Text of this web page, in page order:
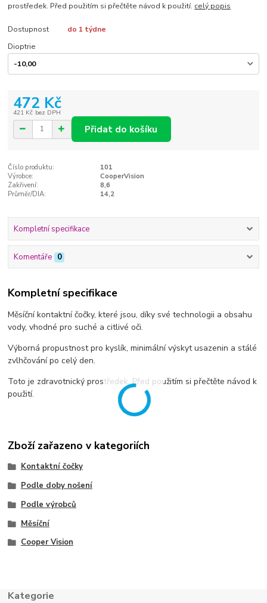
prostředek. Před použitím si přečtěte návod k použití. celý popis
Dostupnost
do 1 týdne
Dioptrie
472 Kč
421 Kč bez DPH
Přidat do košíku
Číslo produktu:
101
Výrobce:
CooperVision
Zakřivení:
8,6
Průměr/DIA:
14,2
Kompletní specifikace
Komentáře 0
Kompletní specifikace
Měsíční kontaktní čočky, které jsou, díky své technologii a obsahu
vody, vhodné pro suché a citlivé oči.
Výborná propustnost pro kyslík, minimální výskyt usazenin a stálé
zvlhčování po celý den.
Toto je zdravotnický prostředek. Před použitím si přečtěte návod k
použití.
Zboží zařazeno v kategoriích
Kontaktní čočky
Podle doby nošení
Podle výrobců
Měsíční
Cooper Vision
Kategorie